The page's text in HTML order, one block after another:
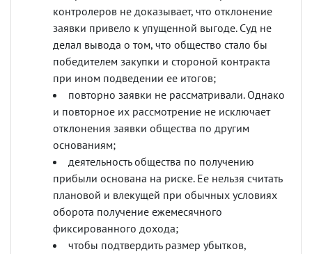
контролеров не доказывает, что отклонение
заявки привело к упущенной выгоде. Суд не
делал вывода о том, что общество стало бы
победителем закупки и стороной контракта
при ином подведении ее итогов;
повторно заявки не рассматривали. Однако
и повторное их рассмотрение не исключает
отклонения заявки общества по другим
основаниям;
деятельность общества по получению
прибыли основана на риске. Ее нельзя считать
плановой и влекущей при обычных условиях
оборота получение ежемесячного
фиксированного дохода;
чтобы подтвердить размер убытков,